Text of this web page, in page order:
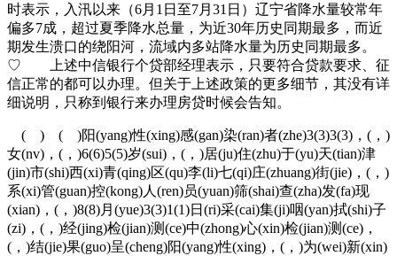
时表示，入汛以来（6月1日至7月31日）辽宁省降水量较常年
偏多7成，超过夏季降水总量，为近30年历史同期最多，而近
期发生溃口的绕阳河，流域内多站降水量为历史同期最多。
♡ 上述中信银行个贷部经理表示，只要符合贷款要求、征
信正常的都可以办理。但关于上述政策的更多细节，其没有详
细说明，只称到银行来办理房贷时候会告知。
( ) ( )阳(yang)性(xing)感(gan)染(ran)者(zhe)3(3)3(3)，(，)
女(nv)，(，)6(6)5(5)岁(sui)，(，)居(ju)住(zhu)于(yu)天(tian)津
(jin)市(shi)西(xi)青(qing)区(qu)李(li)七(qi)庄(zhuang)街(jie)，(，)
系(xi)管(guan)控(kong)人(ren)员(yuan)筛(shai)查(zha)发(fa)现
(xian)，(，)8(8)月(yue)3(3)1(1)日(ri)采(cai)集(ji)咽(yan)拭(shi)子
(zi)，(，)经(jing)检(jian)测(ce)中(zhong)心(xin)检(jian)测(ce)，
(，)结(jie)果(guo)呈(cheng)阳(yang)性(xing)，(，)为(wei)新(xin)